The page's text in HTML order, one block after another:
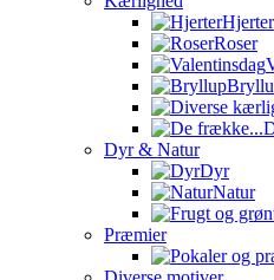
Hjerter
Roser
Dyr & Natur
Dyr
Natur
Præmier